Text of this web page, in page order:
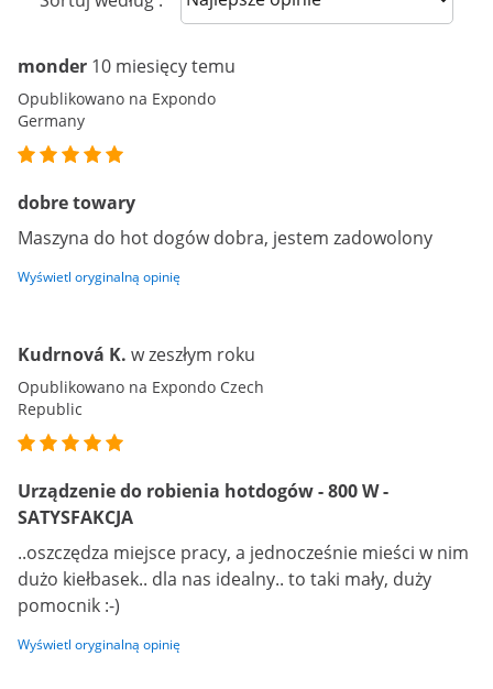
monder 10 miesięcy temu
Opublikowano na Expondo
Germany
dobre towary
Maszyna do hot dogów dobra, jestem zadowolony
Wyświetl oryginalną opinię
Kudrnová K. w zeszłym roku
Opublikowano na Expondo Czech
Republic
Urządzenie do robienia hotdogów - 800 W -
SATYSFAKCJA
..oszczędza miejsce pracy, a jednocześnie mieści w nim
dużo kiełbasek.. dla nas idealny.. to taki mały, duży
pomocnik :-)
Wyświetl oryginalną opinię